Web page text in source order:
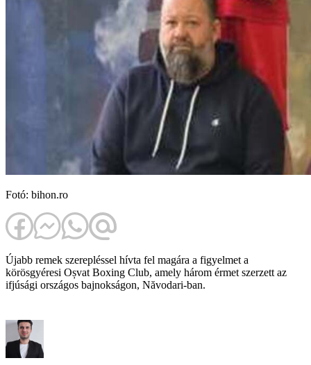
Fotó: bihon.ro
Újabb remek szerepléssel hívta fel magára a figyelmet a
körösgyéresi Oșvat Boxing Club, amely három érmet szerzett az
ifjúsági országos bajnokságon, Năvodari-ban.